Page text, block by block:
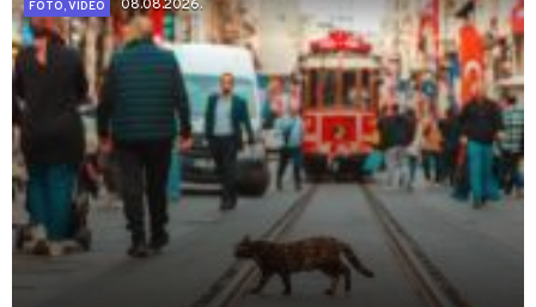
FOTO, VIDEO
08.08.2026.